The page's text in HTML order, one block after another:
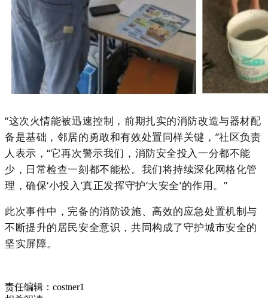
“这次火情能被迅速控制，前期扎实的消防改造与器材配
备是基础，邻居的勇敢和有效处置同样关键，”社区负责
人表示，“它再次警示我们，消防安全投入一分都不能
少，日常检查一刻都不能松。我们将持续深化网格化管
理，确保‘小投入’真正发挥守护‘大安全’的作用。”
此次事件中，完备的消防设施、高效的应急处置机制与
不断提升的居民安全意识，共同构成了守护城市安全的
坚实屏障。
责任编辑：costner1